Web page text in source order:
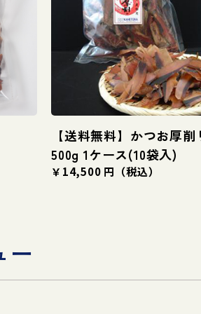
【送料無料】かつお厚削
500g 1ケース(10袋入)
￥14,500 円（税込）
ー